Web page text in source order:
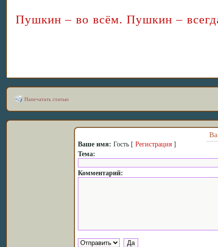
Пушкин – во всём. Пушкин –
Напечатать статью
Ваше имя: Гость [ Регистрация]
Тема:
Комментарий: